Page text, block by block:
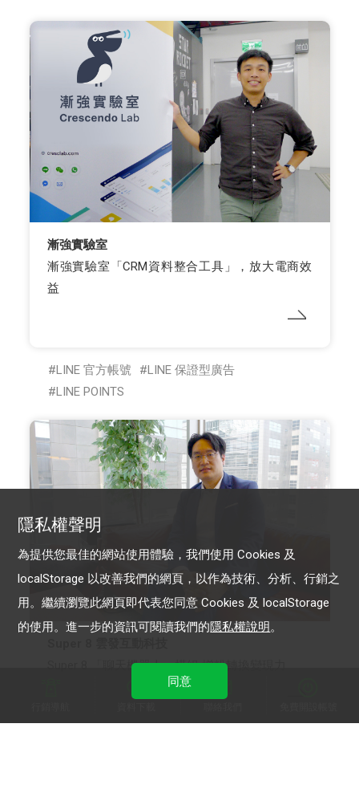
漸強實驗室
漸強實驗室「CRM資料整合工具」，放大電商效
益
LINE 官方帳號
LINE 保證型廣告
LINE POINTS
Super 8 「聊天機器人」模組 增粉轉換變現力
隱私權聲明
為提供您最佳的網站使用體驗，我們使用 Cookies 及
localStorage 以改善我們的網頁，以作為技術、分析、行銷之
用。繼續瀏覽此網頁即代表您同意 Cookies 及 localStorage
的使用。進一步的資訊可閱讀我們的隱私權說明。
同意